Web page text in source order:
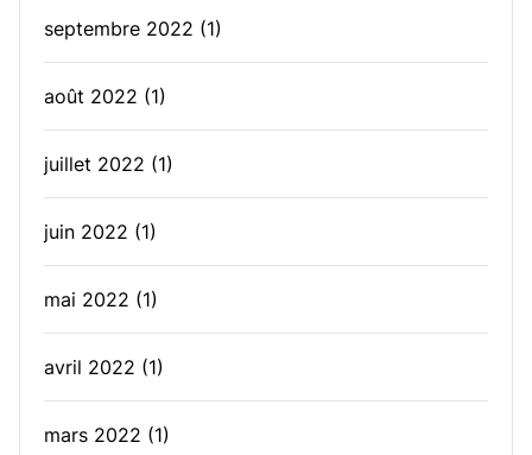
septembre 2022 (1)
août 2022 (1)
juillet 2022 (1)
juin 2022 (1)
mai 2022 (1)
avril 2022 (1)
mars 2022 (1)